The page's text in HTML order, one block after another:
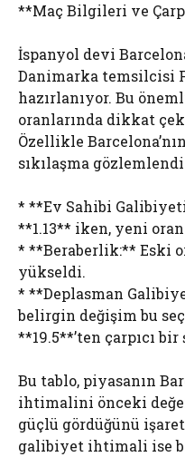
**Maç Bilgileri ve
İspanyol devi
Danimarka temsilcisi
hazırlanıyor. Bu
oranlarında dikkat
Özellikle
sıkılaşma
* **Ev Sahibi
**1.13** iken, yeni
* **Beraberlik:** Eski
yükseldi.
* **Deplasman
belirgin değişim bu
**19.5**’ten çarpıcı
Bu tablo, piyasanın
ihtimalini önceki
güçlü gördüğünü işaret
galibiyet ihtimali ise